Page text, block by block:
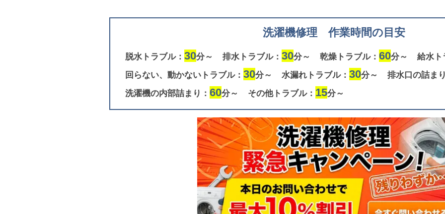
洗濯機修理 作業時間の目安
脱水トラブル： 30分～ 排水トラブル： 30分～ 乾燥トラブル： 60分～
給水ト
回らない、動かないトラブル： 30分～ 水漏れトラブル： 30分～
排水口の詰ま
洗濯機の内部詰まり： 60分～ その他トラブル： 15分～